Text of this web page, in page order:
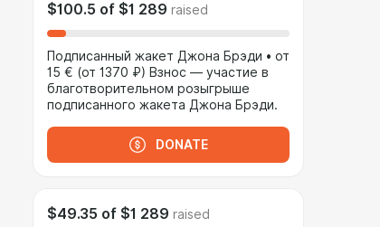
$100.5 of $1 289 raised
Подписанный жакет Джона Брэди • от
15 € (от 1370 ₽) Взнос — участие в
благотворительном розыгрыше
подписанного жакета Джона Брэди.
DONATE
$49.35 of $1 289 raised